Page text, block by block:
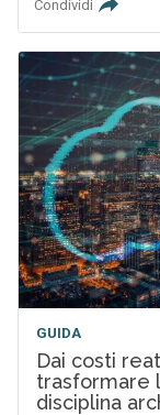
Condividi
GUIDA
Dai costi
trasformare
disciplina